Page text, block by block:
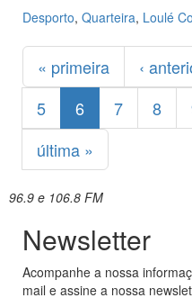
Desporto, Quarteira, Loulé
Páginas
« primeira ‹
5
6 7 8
última »
96.9 e 106.8 FM
Newsletter
Acompanhe a nossa
mail e assine a nossa